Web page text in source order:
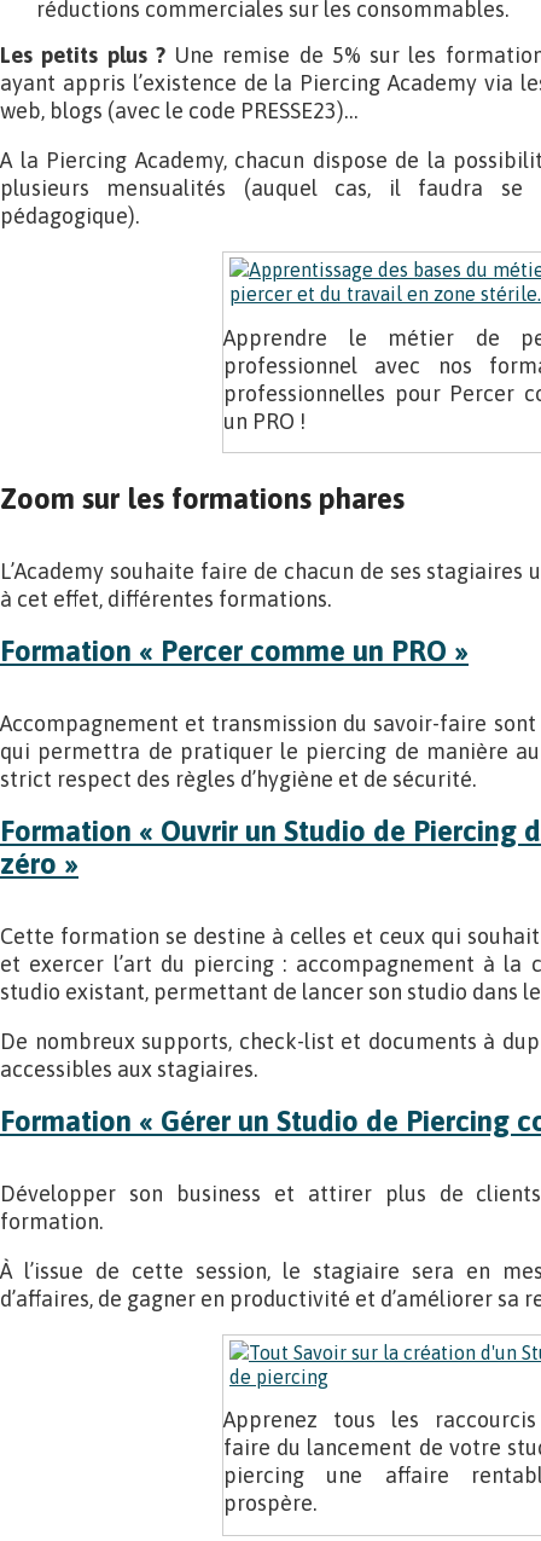
réductions commerciales sur les consommables.
Les petits plus ?Une remise de 5% sur les
ayant appris l’existence de la Piercing Academy via
web, blogs (avec le code PRESSE23)…
A la Piercing Academy, chacun dispose de la
plusieurs mensualités (auquel cas, il faudra se
pédagogique).
Apprendre le métier de
professionnel avec nos
professionnelles pour Percer
un PRO !
Zoom sur les formations phares
L’Academy souhaite faire de chacun de ses stagiaires
à cet effet, différentes formations.
Formation « Percer comme un PRO »
Accompagnement et transmission du savoir-faire
qui permettra de pratiquer le piercing de manière
strict respect des règles d’hygiène et de sécurité.
Formation « Ouvrir un Studio de Piercing
zéro »
Cette formation se destine à celles et ceux qui
et exercer l’art du piercing : accompagnement à la
studio existant, permettant de lancer son studio dans
De nombreux supports, check-list et documents à
accessibles aux stagiaires.
Formation « Gérer un Studio de Piercing
Développer son business et attirer plus de
formation.
À l’issue de cette session, le stagiaire sera en
d’affaires, de gagner en productivité et d’améliorer sa
Apprenez tous les
faire du lancement de votre
piercing une affaire
prospère.